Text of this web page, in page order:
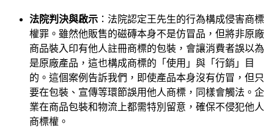
法院判決與啟示 ：法院認定王先生的行為構成侵害商標
權罪。雖然他販售的磁磚本身不是仿冒品，但將非原廠
商品裝入印有他人註冊商標的包裝，會讓消費者誤以為
是原廠產品，這也構成商標的「使用」與「行銷」目
的。這個案例告訴我們，即使產品本身沒有仿冒，但只
要在包裝、宣傳等環節誤用他人商標，同樣會觸法。企
業在商品包裝和物流上都需特別留意，確保不侵犯他人
商標權。